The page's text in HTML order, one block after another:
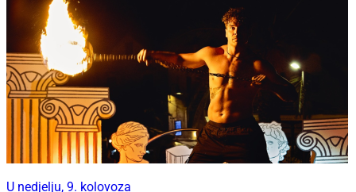
U nedjelju, 9. kolovoza